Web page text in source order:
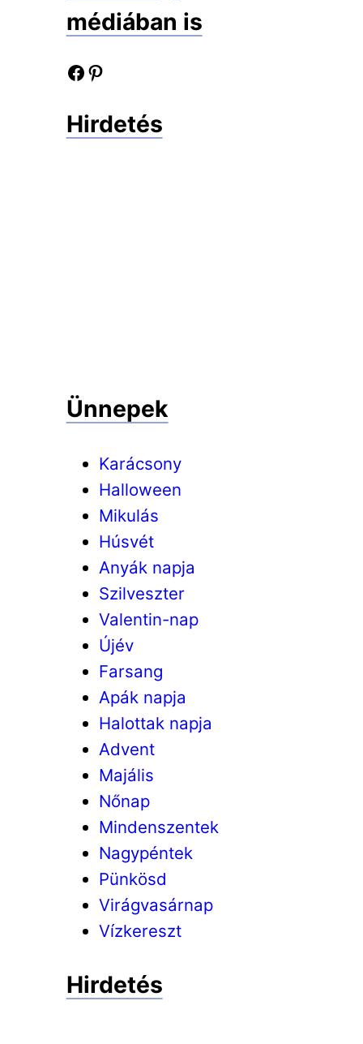
médiában is
Facebook oldalunk Pinterest oldalunk
Hirdetés
Ünnepek
Karácsony
Halloween
Mikulás
Húsvét
Anyák napja
Szilveszter
Valentin-nap
Újév
Farsang
Apák napja
Halottak napja
Advent
Majális
Nőnap
Mindenszentek
Nagypéntek
Pünkösd
Virágvasárnap
Vízkereszt
Hirdetés